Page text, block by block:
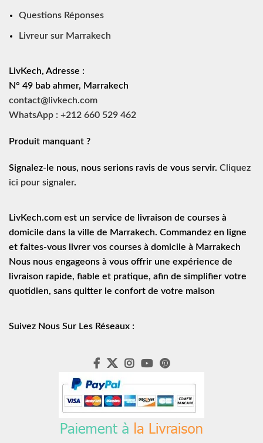
Questions Réponses
Livreur sur Marrakech
LivKech, Adresse :
N° 49 bab ahmer, Marrakech
contact@livkech.com
WhatsApp : +212 660 529 462
Produit manquant ?
Signalez-le nous, nous serions ravis de vous servir. Cliquez
ici pour signaler.
LivKech.com est un service de
livraison de courses à
domicile dans la ville de Marrakech. Commandez en ligne
et faites-vous livrer vos courses à domicile à Marrakech
Nous nous engageons à vous offrir une expérience de
livraison rapide, fiable et pratique, afin de simplifier votre
quotidien, sans quitter le confort de votre maison
Suivez Nous Sur Les Réseaux :